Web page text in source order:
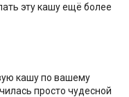
эту кашу ещё более
кашу по вашему
просто чудесной